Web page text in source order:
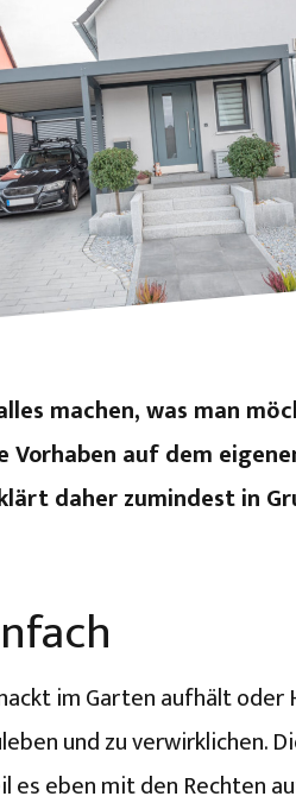
machen, was man
Vorhaben auf dem
daher zumindest in
im Garten aufhält
und zu verwirklichen.
es eben mit den Rechten